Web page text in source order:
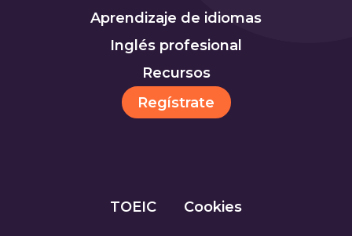
Aprendizaje de idiomas
Inglés profesional
Recursos
Regístrate
TOEIC Cookies